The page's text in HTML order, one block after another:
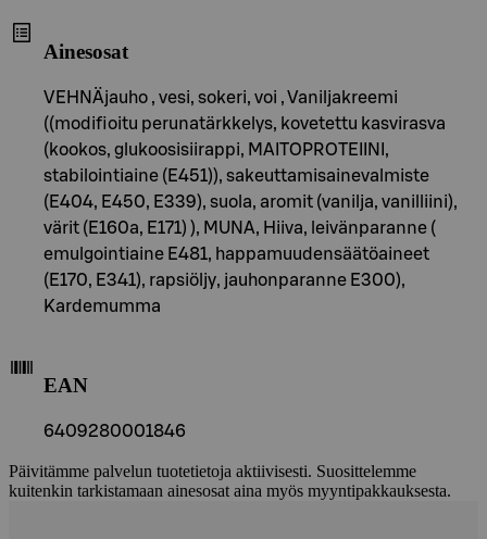
Ainesosat
VEHNÄjauho , vesi, sokeri, voi , Vaniljakreemi
((modifioitu perunatärkkelys, kovetettu kasvirasva
(kookos, glukoosisiirappi, MAITOPROTEIINI,
stabilointiaine (E451)), sakeuttamisainevalmiste
(E404, E450, E339), suola, aromit (vanilja, vanilliini),
värit (E160a, E171) ), MUNA, Hiiva, leivänparanne (
emulgointiaine E481, happamuudensäätöaineet
(E170, E341), rapsiöljy, jauhonparanne E300),
Kardemumma
EAN
6409280001846
Päivitämme palvelun tuotetietoja aktiivisesti. Suosittelemme
kuitenkin tarkistamaan ainesosat aina myös myyntipakkauksesta.